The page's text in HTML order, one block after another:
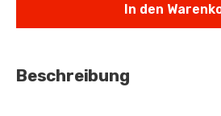
In den
Beschreibung